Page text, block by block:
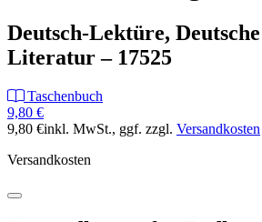
Deutsch-Lektüre,
Literatur – 17525
Taschenbuch
9,80 €
9,80 €inkl. MwSt., ggf. zzgl. Versandkosten
Versandkosten